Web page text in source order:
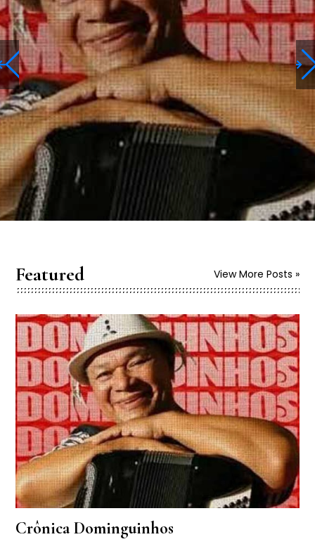
Featured View More Posts »
Crônica Dominguinhos